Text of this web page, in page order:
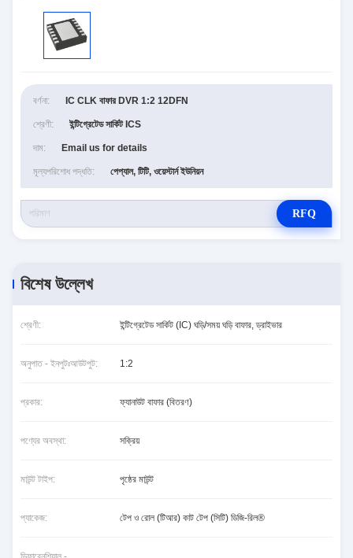
বর্ণনা: IC CLK বাফার DVR 1:2 12DFN
শ্রেণী: ইন্টিগ্রেটেড সার্কিট ICS
দাম: Email us for details
মূল্যপরিশোধ পদ্ধতি: পেপ্যাল, টিটি, ওয়েস্টার্ন ইউনিয়ন
RFQ
বিশেষ উল্লেখ
শ্রেণী: ইন্টিগ্রেটেড সার্কিট (IC) ঘড়ি/সময় ঘড়ি বাফার, ড্রাইভার
অনুপাত - ইনপুটঃআউটপুট: 1:2
প্রকার: ফ্যানাউট বাফার (বিতরণ)
পণ্যের অবস্থা: সক্রিয়
মাউন্ট টাইপ: পৃষ্ঠের মাউন্ট
প্যাকেজ: টেপ ও রোল (টিআর) কাট টেপ (সিটি) ডিজি-রিল®